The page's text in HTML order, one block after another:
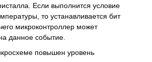
Если выполнится условие
то устанавливается бит
микроконтроллер может
данное событие.
повышен уровень